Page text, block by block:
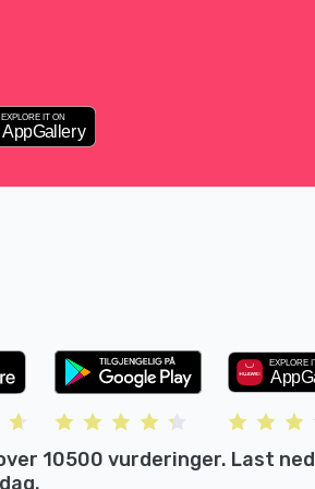
10500 vurderinger. Last ned